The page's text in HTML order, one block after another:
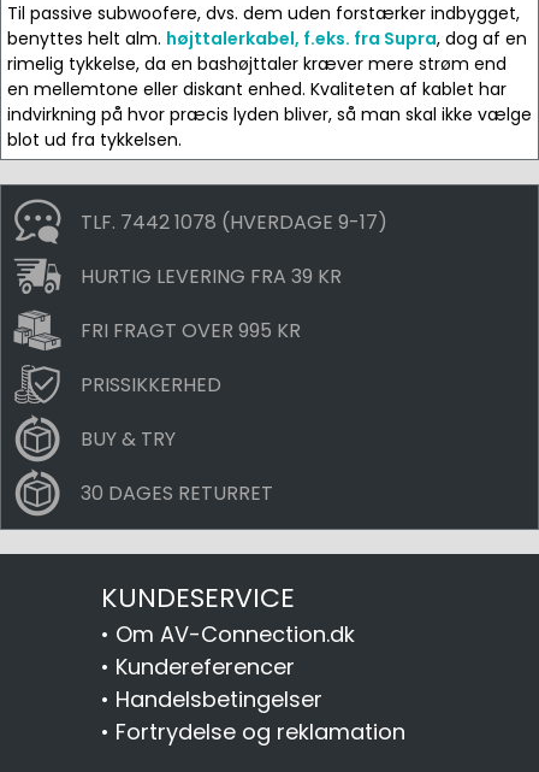
Til passive subwoofere, dvs. dem uden forstærker indbygget,
benyttes helt alm. højttalerkabel, f.eks. fra Supra, dog af en
rimelig tykkelse, da en bashøjttaler kræver mere strøm end
en mellemtone eller diskant enhed. Kvaliteten af kablet har
indvirkning på hvor præcis lyden bliver, så man skal ikke vælge
blot ud fra tykkelsen.
TLF. 7442 1078 (HVERDAGE 9-17)
HURTIG LEVERING FRA 39 KR
FRI FRAGT OVER 995 KR
PRISSIKKERHED
BUY & TRY
30 DAGES RETURRET
KUNDESERVICE
• Om AV-Connection.dk
• Kundereferencer
• Handelsbetingelser
• Fortrydelse og reklamation